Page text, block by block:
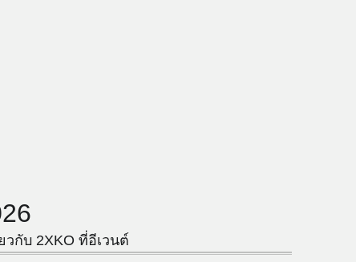
กับ 2XKO ที่อีเวนต์